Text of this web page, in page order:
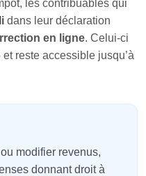
les contribuables qui
dans leur déclaration
en ligne. Celui-ci
reste accessible jusqu’à
modifier revenus,
donnant droit à